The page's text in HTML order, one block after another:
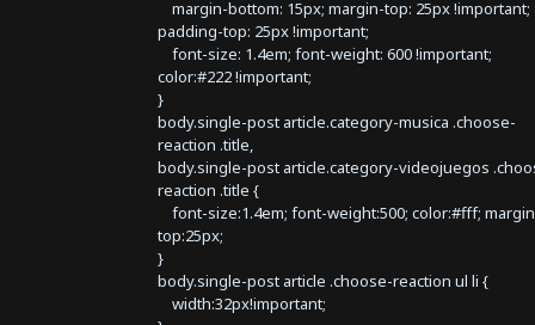
margin-bottom: 15px; margin-top: 25px !important;
padding-top: 25px !important;
font-size: 1.4em; font-weight: 600 !important;
color:#222 !important;
}
body.single-post article.category-musica .choose-
reaction .title,
body.single-post article.category-videojuegos
reaction .title {
font-size:1.4em; font-weight:500; color:#fff;
top:25px;
}
body.single-post article .choose-reaction ul li {
width:32px!important;